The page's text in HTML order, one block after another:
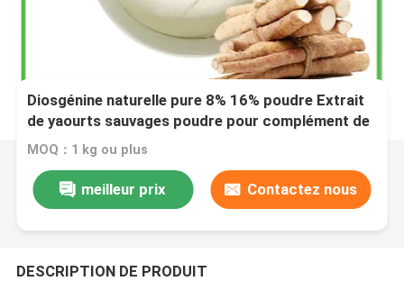
Diosgénine naturelle pure 8% 16% poudre Extrait
de yaourts sauvages poudre pour complément de
santé
MOQ：1 kg ou plus
meilleur prix Contactez nous
DESCRIPTION DE PRODUIT